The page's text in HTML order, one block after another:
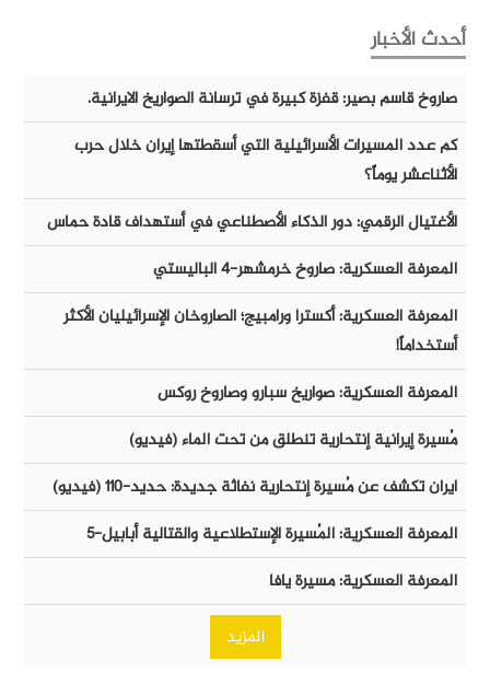
أحدث الأخبار
صاروخ قاسم بصير: قفزة كبيرة في ترسانة الصواريخ الايرانية.
كم عدد المسيرات الأسرائيلية التي أسقطتها إيران خلال حرب
الأثناعشر يوماً؟
الأغتيال الرقمي: دور الذكاء الأصطناعي في أستهداف قادة حماس
المعرفة العسكرية: صاروخ خرمشهر-٤ الباليستي
المعرفة العسكرية: أكسترا ورامبيج؛ الصاروخان الإسرائيليان الأكثر
أستخداماً!
المعرفة العسكرية: صواريخ سبارو وصاروخ روكس
مُسيرة إيرانية إنتحارية تنطلق من تحت الماء (فيديو)
ايران تكشف عن مُسيرة إنتحارية نفاثة جديدة: حديد-١١٠ (فيديو)
المعرفة العسكرية: المُسيرة الإستطلاعية والقتالية أبابيل-٥
المعرفة العسكرية: مسيرة يافا
المزيد